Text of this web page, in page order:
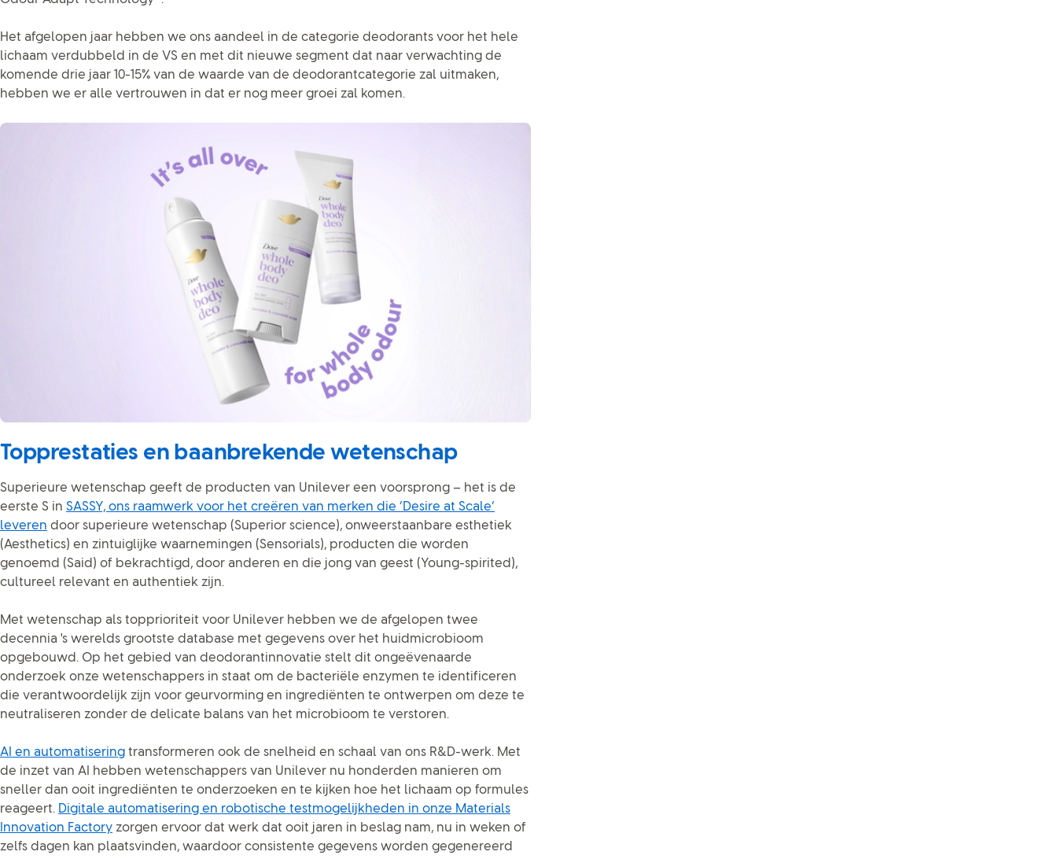
Het afgelopen jaar hebben we ons aandeel in de categorie deodorants voor het hele
lichaam verdubbeld in de VS en met dit nieuwe segment dat naar verwachting de
komende drie jaar 10-15% van de waarde van de deodorantcategorie zal uitmaken,
hebben we er alle vertrouwen in dat er nog meer groei zal komen.
Topprestaties en baanbrekende wetenschap
Superieure wetenschap geeft de producten van Unilever een voorsprong – het is de
eerste S in SASSY, ons raamwerk voor het creëren van merken die ‘Desire at Scale’
leveren door superieure wetenschap (Superior science), onweerstaanbare esthetiek
(Aesthetics) en zintuiglijke waarnemingen (Sensorials), producten die worden
genoemd (Said) of bekrachtigd, door anderen en die jong van geest (Young-spirited),
cultureel relevant en authentiek zijn.
Met wetenschap als topprioriteit voor Unilever hebben we de afgelopen twee
decennia 's werelds grootste database met gegevens over het huidmicrobioom
opgebouwd. Op het gebied van deodorantinnovatie stelt dit ongeëvenaarde
onderzoek onze wetenschappers in staat om de bacteriële enzymen te identificeren
die verantwoordelijk zijn voor geurvorming en ingrediënten te ontwerpen om deze te
neutraliseren zonder de delicate balans van het microbioom te verstoren.
AI en automatisering transformeren ook de snelheid en schaal van ons R&D-werk. Met
de inzet van AI hebben wetenschappers van Unilever nu honderden manieren om
sneller dan ooit ingrediënten te onderzoeken en te kijken hoe het lichaam op formules
reageert. Digitale automatisering en robotische testmogelijkheden in onze Materials
Innovation Factory zorgen ervoor dat werk dat ooit jaren in beslag nam, nu in weken of
zelfs dagen kan plaatsvinden, waardoor consistente gegevens worden gegenereerd